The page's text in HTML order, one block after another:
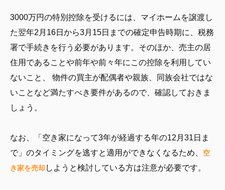
3000万円の特別控除を受けるには、マイホームを譲渡し
た翌年2月16日から3月15日までの確定申告時期に、税務
署で手続きを行う必要があります。そのほか、売主の居
住用であることや前年や前々年にこの控除を利用してい
ないこと、 物件の買主が配偶者や親族、同族会社ではな
いことなど満たすべき要件があるので、確認しておきま
しょう。
なお、「空き家になって3年が経過する年の12月31日ま
で」のタイミングを逃すと適用ができなくなるため、 空
き家を売却しようと検討している方は注意が必要です。